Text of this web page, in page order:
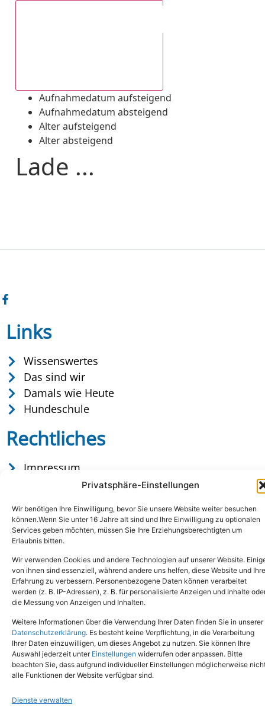
Privatsphäre-Einstellungen
Wir benötigen Ihre Einwilligung, bevor Sie unsere Website weiter besuchen
können.Wenn Sie unter 16 Jahre alt sind und Ihre Einwilligung zu optionalen
Services geben möchten, müssen Sie Ihre Erziehungsberechtigten um
Erlaubnis bitten.
Wir verwenden Cookies und andere Technologien auf unserer Website.
von ihnen sind essenziell, während andere uns helfen, diese Website und Ihre
Erfahrung zu verbessern. Personenbezogene Daten können verarbeitet
werden (z. B. IP-Adressen), z. B. für personalisierte Anzeigen und Inhalte
die Messung von Anzeigen und Inhalten.
Weitere Informationen über die Verwendung Ihrer Daten finden Sie in unserer
Datenschutzerklärung. Es besteht keine Verpflichtung, in die Verarbeitung
Ihrer Daten einzuwilligen, um dieses Angebot zu nutzen. Sie können Ihre
Auswahl jederzeit unter Einstellungen widerrufen oder anpassen. Bitte
beachten Sie, dass aufgrund individueller Einstellungen möglicherweise
alle Funktionen der Website verfügbar sind.
Dienste verwalten
Aufnahmedatum aufsteigend
Aufnahmedatum absteigend
Alter aufsteigend
Alter absteigend
Lade ...
Links
Wissenswertes
Das sind wir
Damals wie Heute
Hundeschule
Rechtliches
Impressum
Datenschutz
Copyright © 2024. Alle Rechte vorbehalten.
Tel.: (02651) - 77438info@tierheim-mayen.de
In der Pluns 1, 56727 Mayen